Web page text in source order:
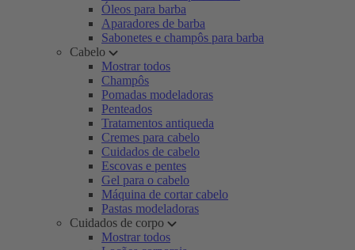
Óleos para barba
Aparadores de barba
Sabonetes e champôs para barba
Cabelo
Mostrar todos
Champôs
Pomadas modeladoras
Penteados
Tratamentos antiqueda
Cremes para cabelo
Cuidados de cabelo
Escovas e pentes
Gel para o cabelo
Máquina de cortar cabelo
Pastas modeladoras
Cuidados de corpo
Mostrar todos